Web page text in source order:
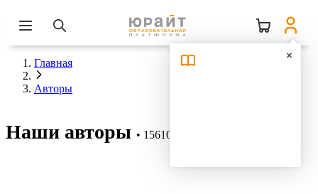
Главная
Авторы
Наши авторы 15610 авторов